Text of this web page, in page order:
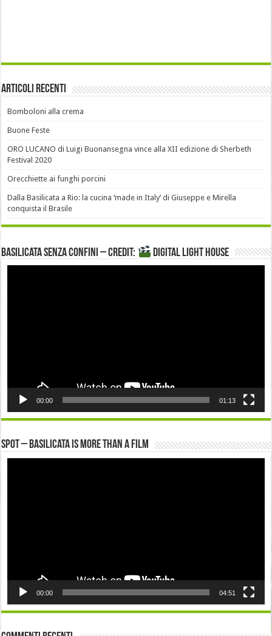
Articoli recenti
Bomboloni alla crema
Buone Feste
ORO LUCANO di Luigi Buonansegna vince alla XII edizione di Sherbeth
Festival 2020
Orecchiette ai funghi porcini
Dalla Basilicata a Rio: la cucina ‘made in Italy’ di Giuseppe e Mirella
conquista il Brasile
Basilicata senza confini – Credit: DIGITAL LIGHT HOUSE
00:00 01:13
Spot – Basilicata is more than a Film
00:00 04:51